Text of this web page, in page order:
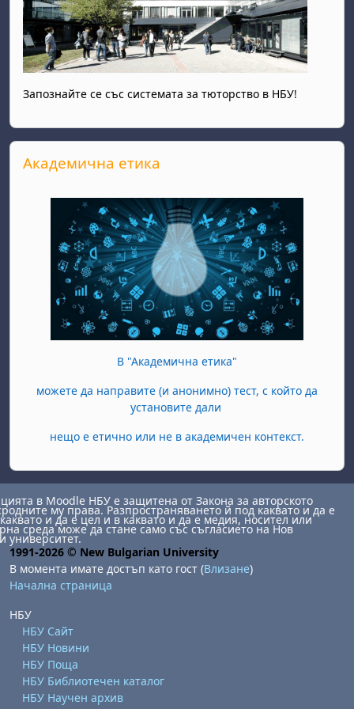
Запознайте се със системата за тюторство в НБУ!
Прескочи Академична етика
Академична етика
В "Академична етика"
можете да направите (и анонимно) тест, с който да
установите дали
нещо е етично или не в академичен контекст.
в Moodle НБУ е защитена от Закона за авторското
му права. Разпространяването й под каквато и да е
и да е цел и в каквато и да е медия, носител или
среда може да стане само със съгласието на Нов
университет.
1991-2026 © New Bulgarian University
В момента имате достъп като гост (Влизане)
Начална страница
НБУ
НБУ Сайт
НБУ Новини
НБУ Поща
НБУ Библиотечен каталог
НБУ Научен архив